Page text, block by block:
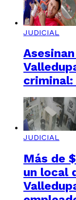
JUDICIAL
criminal:
JUDICIAL
Más de
un local